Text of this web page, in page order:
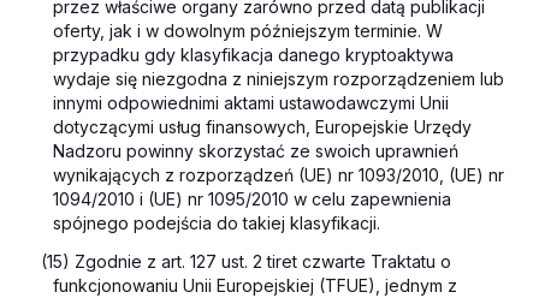
przez właściwe organy zarówno przed datą publikacji
oferty, jak i w dowolnym późniejszym terminie. W
przypadku gdy klasyfikacja danego kryptoaktywa
wydaje się niezgodna z niniejszym rozporządzeniem lub
innymi odpowiednimi aktami ustawodawczymi Unii
dotyczącymi usług finansowych, Europejskie Urzędy
Nadzoru powinny skorzystać ze swoich uprawnień
wynikających z rozporządzeń (UE) nr 1093/2010, (UE) nr
1094/2010 i (UE) nr 1095/2010 w celu zapewnienia
spójnego podejścia do takiej klasyfikacji.
(15) Zgodnie z art. 127 ust. 2 tiret czwarte Traktatu o
funkcjonowaniu Unii Europejskiej (TFUE), jednym z